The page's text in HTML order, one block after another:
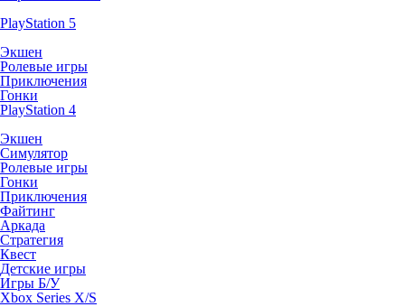
PlayStation 5
Экшен
Ролевые игры
Приключения
Гонки
PlayStation 4
Экшен
Симулятор
Ролевые игры
Гонки
Приключения
Файтинг
Аркада
Стратегия
Квест
Детские игры
Игры Б/У
Xbox Series X/S